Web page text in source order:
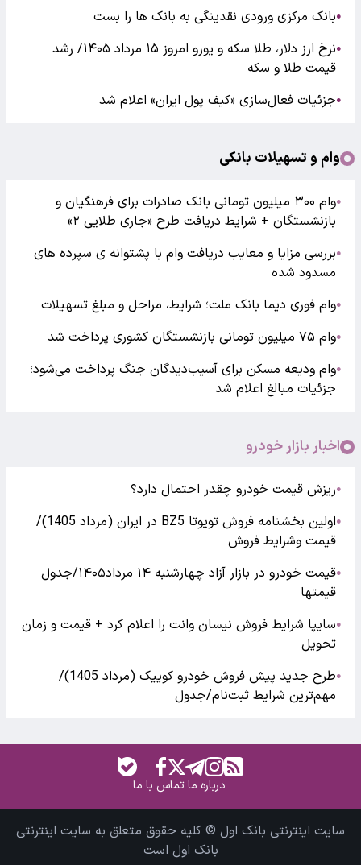
●بانک مرکزی ورودی نقدینگی به بانک ها را بست
●
نرخ ارز دلار، طلا سکه و یورو امروز ۱۵ مرداد ۱۴۰۵/ رشد
قیمت طلا و سکه
●جزئیات فعال‌سازی «کیف پول ایران» اعلام شد
وام و تسهیلات بانکی
●
وام ۳۰۰ میلیون تومانی بانک صادرات برای فرهنگیان و
بازنشستگان + شرایط دریافت طرح «جاری طلایی ۲»
●بررسی مزایا و معایب دریافت وام با پشتوانه ی سپرده های
مسدود شده
●وام فوری دیما بانک ملت؛ شرایط، مراحل و مبلغ تسهیلات
●وام ۷۵ میلیون تومانی بازنشستگان کشوری پرداخت شد
●وام ودیعه مسکن برای آسیب‌دیدگان جنگ پرداخت می‌شود؛
جزئیات مبالغ اعلام شد
اخبار بازار خودرو
●ریزش قیمت خودرو چقدر احتمال دارد؟
●
اولین بخشنامه فروش تویوتا BZ5 در ایران (مرداد 1405)/
قیمت وشرایط فروش
●
قیمت خودرو در بازار آزاد چهارشنبه ۱۴ مرداد۱۴۰۵/جدول
قیمتها
●سایپا شرایط فروش نیسان وانت را اعلام کرد + قیمت و زمان
تحویل
●
طرح جدید پیش فروش خودرو کوییک (مرداد 1405)/
مهم‌ترین شرایط ثبت‌نام/جدول
درباره ماتماس با ما
سایت اینترنتی بانک اول © کلیه حقوق متعلق به سایت اینترنتی
بانک اول است